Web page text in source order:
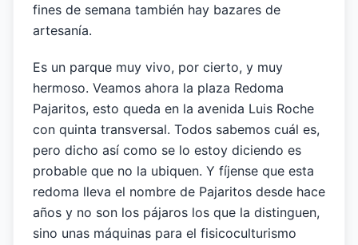
fines de semana también hay bazares de
artesanía.
Es un parque muy vivo, por cierto, y muy
hermoso. Veamos ahora la plaza Redoma
Pajaritos, esto queda en la avenida Luis Roche
con quinta transversal. Todos sabemos cuál es,
pero dicho así como se lo estoy diciendo es
probable que no la ubiquen. Y fíjense que esta
redoma lleva el nombre de Pajaritos desde hace
años y no son los pájaros los que la distinguen,
sino unas máquinas para el fisicoculturismo